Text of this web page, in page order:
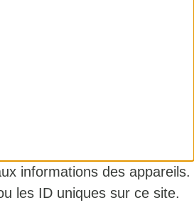
informations des appareils.
les ID uniques sur ce site.